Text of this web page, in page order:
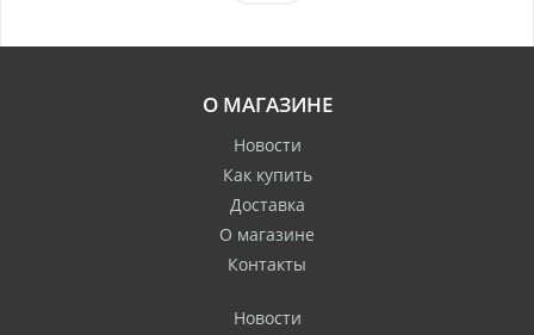
О МАГАЗИНЕ
Новости
Как купить
Доставка
О магазине
Контакты
Новости